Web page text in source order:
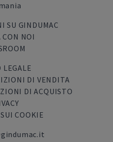
SU GINDUMAC
CON NOI
LEGALE
DI VENDITA
DI ACQUISTO
COOKIE